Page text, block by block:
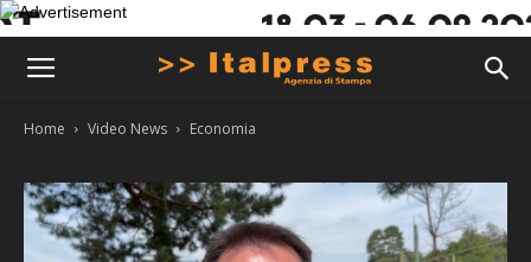
Home Video News Economia